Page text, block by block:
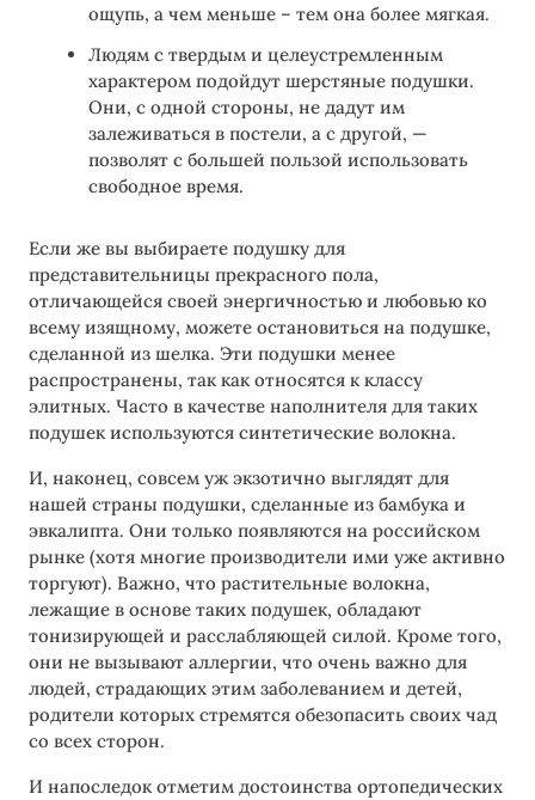
ощупь, а чем меньше – тем она более мягкая.
Людям с твердым и целеустремленным
характером подойдут шерстяные подушки.
Они, с одной стороны, не дадут им
залеживаться в постели, а с другой, —
позволят с большей пользой использовать
свободное время.
Если же вы выбираете подушку для
представительницы прекрасного пола,
отличающейся своей энергичностью и любовью ко
всему изящному, можете остановиться на подушке,
сделанной из шелка. Эти подушки менее
распространены, так как относятся к классу
элитных. Часто в качестве наполнителя для таких
подушек используются синтетические волокна.
И, наконец, совсем уж экзотично выглядят для
нашей страны подушки, сделанные из бамбука и
эвкалипта. Они только появляются на российском
рынке (хотя многие производители ими уже активно
торгуют). Важно, что растительные волокна,
лежащие в основе таких подушек, обладают
тонизирующей и расслабляющей силой. Кроме того,
они не вызывают аллергии, что очень важно для
людей, страдающих этим заболеванием и детей,
родители которых стремятся обезопасить своих чад
со всех сторон.
И напоследок отметим достоинства ортопедических